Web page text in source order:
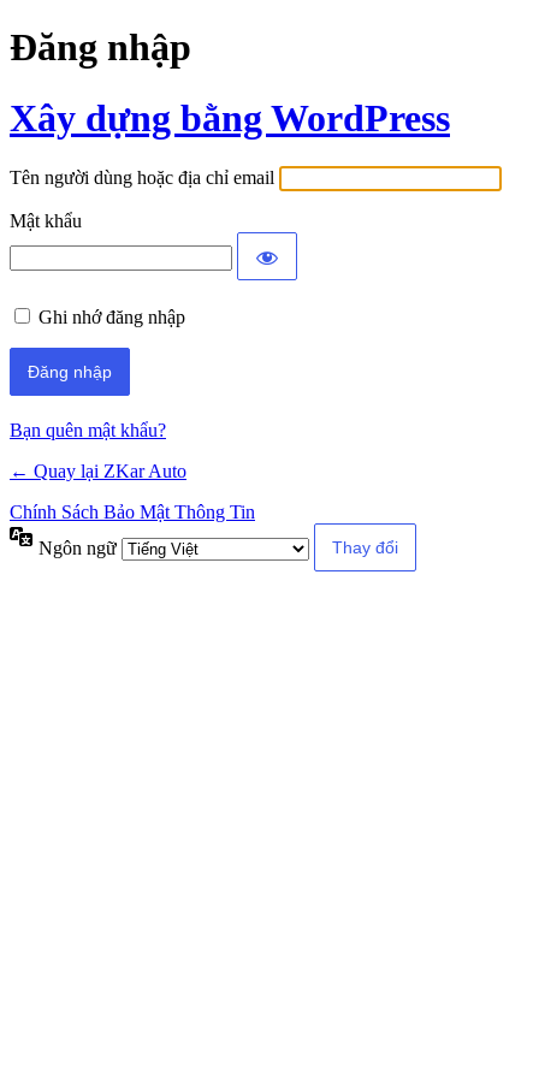
Đăng nhập
Xây dựng bằng WordPress
Tên người dùng hoặc địa chỉ email
Mật khẩu
Ghi nhớ đăng nhập
Bạn quên mật khẩu?
← Quay lại ZKar Auto
Chính Sách Bảo Mật Thông Tin
Ngôn ngữ